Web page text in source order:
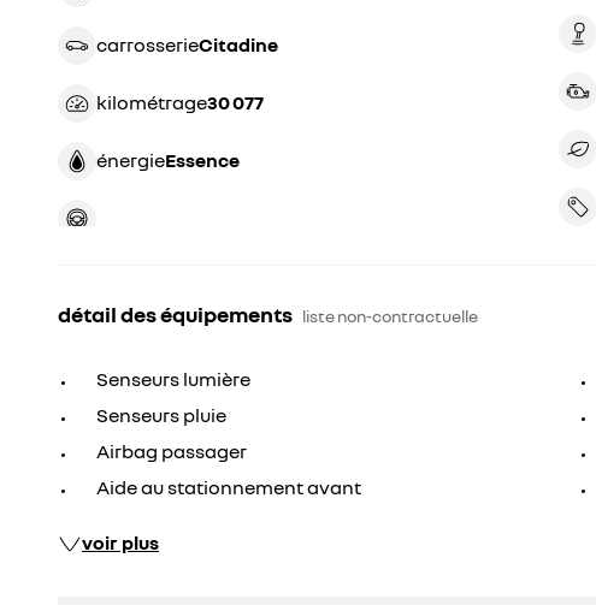
carrosserie citadine
kilométrage 30 077
énergie essence
détail des équipements liste non-contractuelle
Senseurs lumière
Senseurs pluie
Airbag passager
Aide au stationnement avant
voir plus